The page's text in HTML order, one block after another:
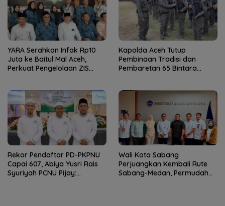
YARA Serahkan Infak Rp10
Juta ke Baitul Mal Aceh,
Perkuat Pengelolaan ZIS
Kapolda Aceh Tutup
Pembinaan Tradisi dan
Pembaretan 65 Bintara
Rekor Pendaftar PD-PKPNU
Capai 607, Abiya Yusri Rais
Syuriyah PCNU Pijay:
Wali Kota Sabang
Perjuangkan Kembali Rute
Sabang-Medan, Permudah